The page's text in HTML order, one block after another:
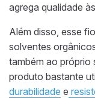
agrega qualidade
Além disso, esse fio
solventes
também ao próprio
produto bastante
durabilidade e